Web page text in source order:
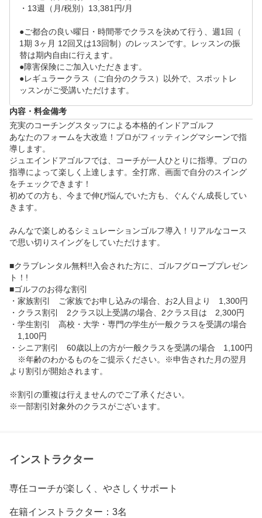
・13週（月/税別）13,381円/月
●ご都合の良い曜日・時間帯でクラスを決めて行う、週1回（
1期 3ヶ月 12回又は13回制）のレッスンです。レッスンの振
替は期内自由に行えます。
●障害保険にご加入いただきます。
●レギュラークラス（ご自分のクラス）以外で、スポットレ
ッスンがご受講いただけます。
内容・料金備考
充実のコーチングスタッフによる本格的インドアゴルフ
あなたのフォームを大改造！プロがフィッティングマシーンで指
導します。
ジュエインドアゴルフでは、コーチが一人ひとりに指導。プロの
指導によって楽しく上達します。全打席、画面で自分のスイング
をチェックできます！
初めての方も、今まで伸び悩んでいた方も、ぐんぐん成長してい
きます。
みんなで楽しめるシミュレーションゴルフ導入！リアルなコース
で思い切りスイングをしていただけます。
■クラブレンタル無料!!入会された方に、ゴルフグローブプレゼン
ト！!
■ゴルフのお得な割引
・家族割引　ご家族でお申し込みの場合、お2人目より　1,300円
・クラス割引　2クラス以上受講の場合、2クラス目は　2,300円
・学生割引　高校・大学・専門の学生が一般クラスを受講の場合
1,100円
・シニア割引　60歳以上の方が一般クラスを受講の場合　1,100円
※年齢のわかるものをご提示ください。※申告された月の翌月
より割引が開始されます。
※割引の重複は行えませんのでご了承ください。
※一部割引対象外のクラスがございます。
インストラクター
専任コーチが楽しく、やさしくサポート
在籍インストラクター：3名